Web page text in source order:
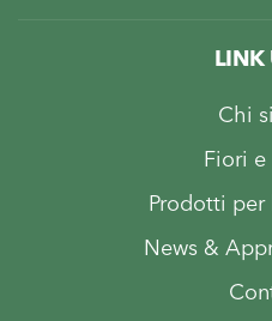
LINK
Chi
Fiori
Prodotti
News &